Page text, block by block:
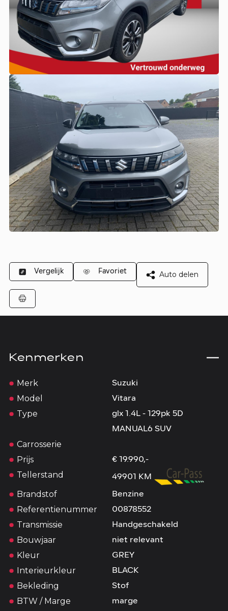
Vergelijk Favoriet Auto delen
Kenmerken
Merk Suzuki
Model Vitara
Type
glx 1.4L - 129pk 5D
MANUAL6 SUV
Carrosserie
Prijs
€ 19.990,-
Tellerstand 49901 KM
Brandstof Benzine
Referentienummer 00878552
Transmissie Handgeschakeld
Bouwjaar niet relevant
Kleur GREY
Interieurkleur BLACK
Bekleding Stof
BTW / Marge marge